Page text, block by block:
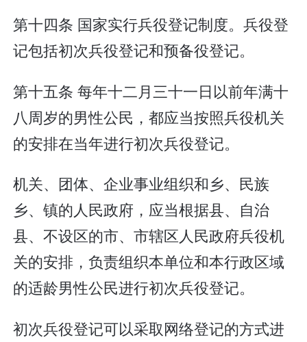
第十四条 国家实行兵役登记制度。兵役登
记包括初次兵役登记和预备役登记。
第十五条 每年十二月三十一日以前年满十
八周岁的男性公民，都应当按照兵役机关
的安排在当年进行初次兵役登记。
机关、团体、企业事业组织和乡、民族
乡、镇的人民政府，应当根据县、自治
县、不设区的市、市辖区人民政府兵役机
关的安排，负责组织本单位和本行政区域
的适龄男性公民进行初次兵役登记。
初次兵役登记可以采取网络登记的方式进